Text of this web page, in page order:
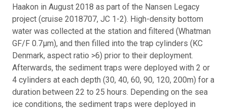
Haakon in August 2018 as part of the Nansen Legacy
project (cruise 2018707, JC 1-2). High-density bottom
water was collected at the station and filtered (Whatman
GF/F 0.7µm), and then filled into the trap cylinders (KC
Denmark, aspect ratio >6) prior to their deployment.
Afterwards, the sediment traps were deployed with 2 or
4 cylinders at each depth (30, 40, 60, 90, 120, 200m) for a
duration between 22 to 25 hours. Depending on the sea
ice conditions, the sediment traps were deployed in